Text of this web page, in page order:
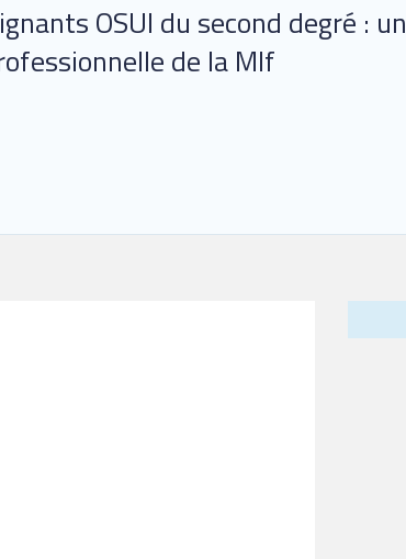
OSUI du second degré : un
de la Mlf